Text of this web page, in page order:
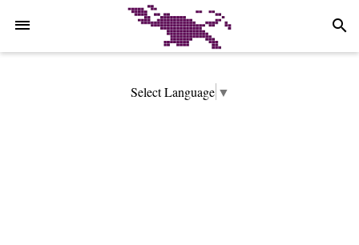
search
Select Language ▼